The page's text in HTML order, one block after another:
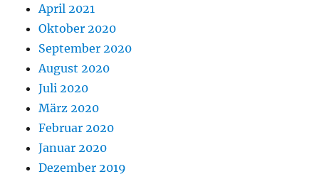
April 2021
Oktober 2020
September 2020
August 2020
Juli 2020
März 2020
Februar 2020
Januar 2020
Dezember 2019